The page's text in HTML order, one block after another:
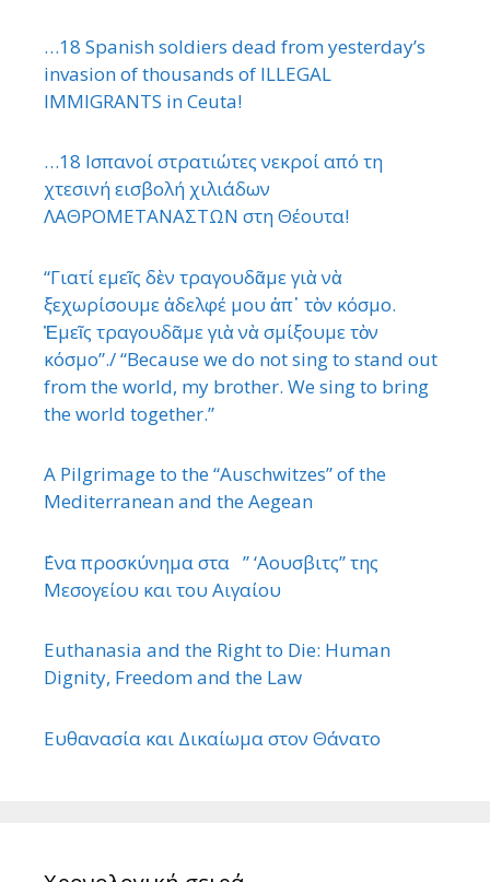
…18 Spanish soldiers dead from yesterday’s
invasion of thousands of ILLEGAL
IMMIGRANTS in Ceuta!
…18 Ισπανοί στρατιώτες νεκροί από τη
χτεσινή εισβολή χιλιάδων
ΛΑΘΡΟΜΕΤΑΝΑΣΤΩΝ στη Θέουτα!
“Γιατί εμεῖς δὲν τραγουδᾶμε γιὰ νὰ
ξεχωρίσουμε ἀδελφέ μου ἀπ᾿ τὸν κόσμο.
Ἐμεῖς τραγουδᾶμε γιὰ νὰ σμίξουμε τὸν
κόσμο”./ “Because we do not sing to stand out
from the world, my brother. We sing to bring
the world together.”
A Pilgrimage to the “Auschwitzes” of the
Mediterranean and the Aegean
΄Ενα προσκύνημα στα ” ‘Αουσβιτς” της
Μεσογείου και του Αιγαίου
Euthanasia and the Right to Die: Human
Dignity, Freedom and the Law
Ευθανασία και Δικαίωμα στον Θάνατο